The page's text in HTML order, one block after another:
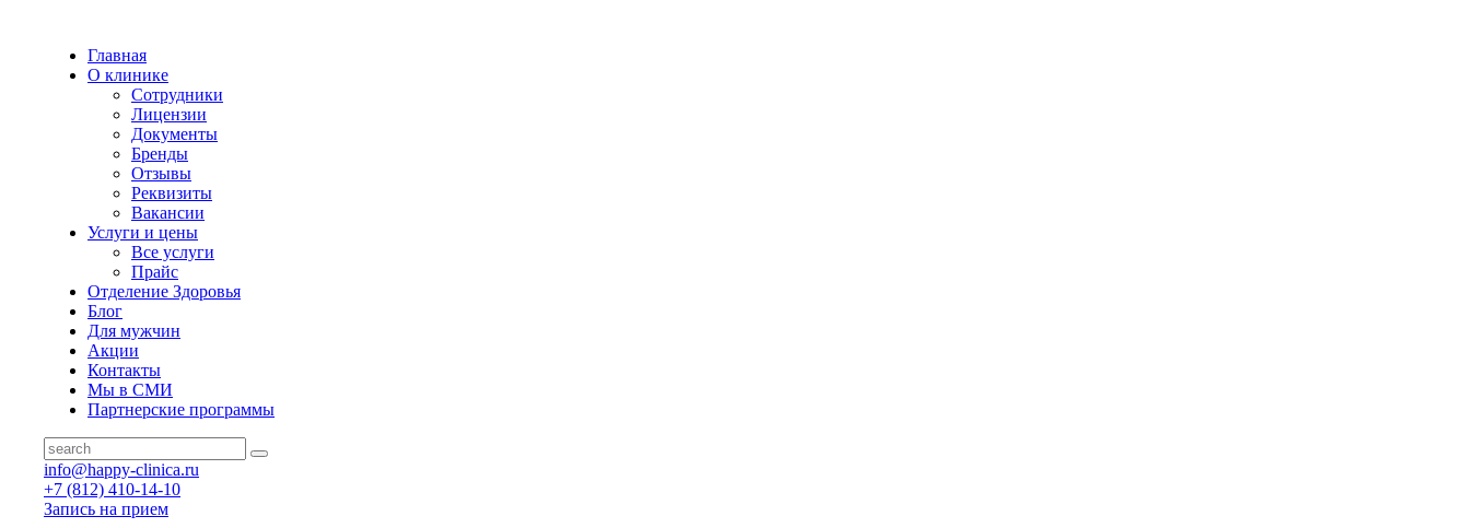
Главная
О клинике
Сотрудники
Лицензии
Документы
Бренды
Отзывы
Реквизиты
Вакансии
Услуги и цены
Все услуги
Прайс
Отделение Здоровья
Блог
Для мужчин
Акции
Контакты
Мы в СМИ
Партнерские программы
info@happy-clinica.ru
+7 (812) 410-14-10
Запись на прием